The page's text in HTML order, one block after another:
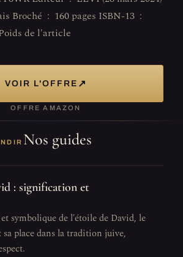
VOIR L'OFFRE ↗
OFFRE AMAZON
Nos guides
: signification et
symbolique de l'étoile de David, le
place dans la tradition juive,